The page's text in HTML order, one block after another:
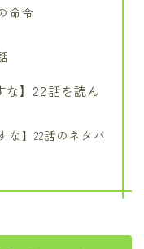
命令
な】22話を読ん
な】22話のネタバ